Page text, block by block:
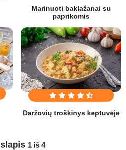
Marinuoti baklažanai su
paprikomis
Daržovių troškinys keptuvėje
1 iš 4